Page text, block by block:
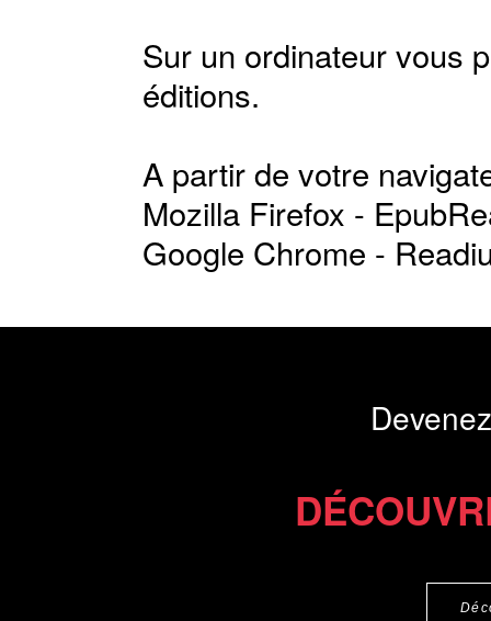
Sur un ordinateur vous
éditions.
A partir de votre
Mozilla Firefox -
Google Chrome -